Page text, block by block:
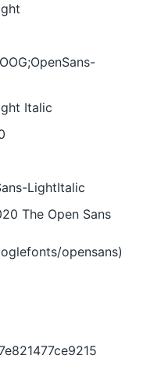
Italic
LightItalic
The Open Sans
opensans)